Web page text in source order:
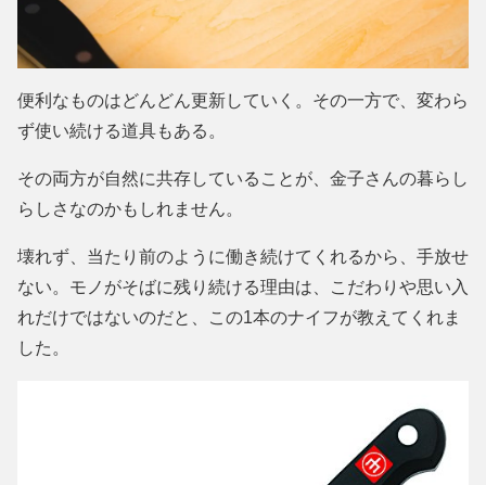
便利なものはどんどん更新していく。その一方で、変わら
ず使い続ける道具もある。
その両方が自然に共存していることが、金子さんの暮らし
らしさなのかもしれません。
壊れず、当たり前のように働き続けてくれるから、手放せ
ない。モノがそばに残り続ける理由は、こだわりや思い入
れだけではないのだと、この1本のナイフが教えてくれま
した。